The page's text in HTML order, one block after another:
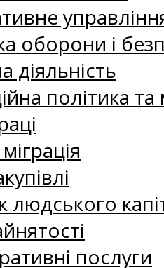
оборони і
діяльність
політика
людського
послуги